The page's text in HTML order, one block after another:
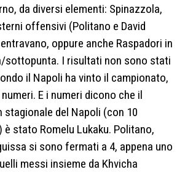
da diversi elementi: Spinazzola,
offensivi (Politano e David
oppure anche Raspadori in
sottopunta. I risultati non sono stati
il Napoli ha vinto il campionato,
E i numeri dicono che il
del Napoli (con 10
è stato Romelu Lukaku. Politano,
si sono fermati a 4, appena uno
messi insieme da Khvicha